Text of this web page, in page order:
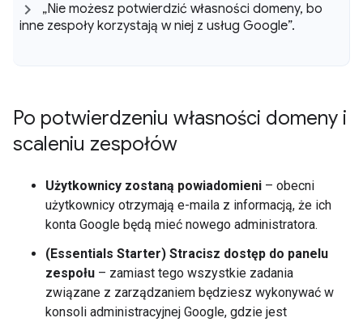
„Nie możesz potwierdzić własności domeny, bo
inne zespoły korzystają w niej z usług Google”.
Po potwierdzeniu własności domeny i
scaleniu zespołów
Użytkownicy zostaną powiadomieni – obecni
użytkownicy otrzymają e-maila z informacją, że ich
konta Google będą mieć nowego administratora.
(Essentials Starter) Stracisz dostęp do panelu
zespołu – zamiast tego wszystkie zadania
związane z zarządzaniem będziesz wykonywać w
konsoli administracyjnej Google, gdzie jest